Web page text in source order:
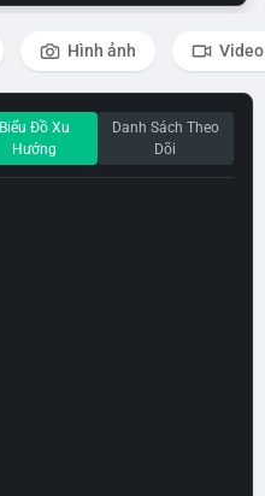
Hình ảnh Video
Biểu Đồ Xu
Hướng
Danh Sách Theo
Dõi